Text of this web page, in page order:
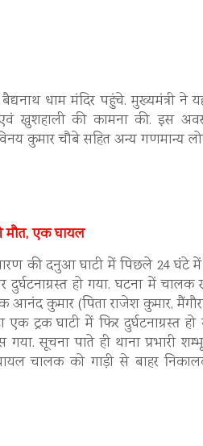
धाम मंदिर पहुंचे. मुख्यमंत्री ने
एवं खुशहाली की कामना की. इस
कुमार चौबे सहित अन्य गणमान्य
मौत, एक घायल
की दनुआ घाटी में पिछले 24 घंटे में
दुर्घटनाग्रस्त हो गया. घटना में
कुमार (पिता राजेश कुमार,
एक ट्रक घाटी में फिर दुर्घटनाग्रस्त
सूचना पाते ही थाना प्रभारी
चालक को गाड़ी से बाहर